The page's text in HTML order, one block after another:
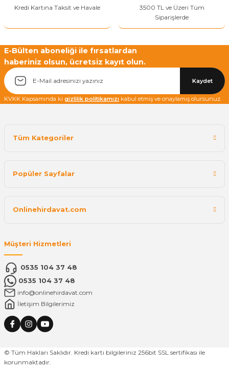
Yetkiliye Gönder
Kredi Kartına Taksit ve Havale
3500 TL ve Üzeri Tüm
Siparişlerde
E-Bülten aboneliği ile fırsatlardan
haberiniz olsun, ücretsiz kayıt olun.
Kaydet
KVKK Kapsamında ki gizlilik politikamızı kabul etmiş ve onaylamış olursunuz.
Tüm Kategoriler
Popüler Sayfalar
Onlinehirdavat.com
Müşteri Hizmetleri
0535 104 37 48
0535 104 37 48
info@onlinehirdavat.com
İletişim Bilgilerimiz
© Tüm Hakları Saklıdır. Kredi kartı bilgileriniz 256bit SSL sertifikası ile
korunmaktadır.